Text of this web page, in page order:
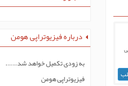
درباره فیزیوتراپی هومن
به زودی تکمیل خواهد شد…….
فیزیوتراپی هومن